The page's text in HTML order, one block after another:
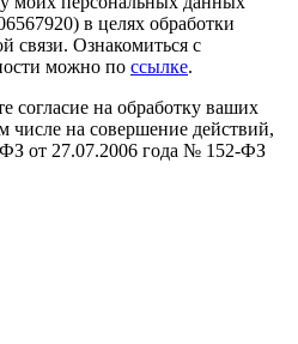
в целях обработки
связи. Ознакомиться с
можно по ссылке.
согласие на обработку ваших
числе на совершение действий,
от 27.07.2006 года № 152-ФЗ